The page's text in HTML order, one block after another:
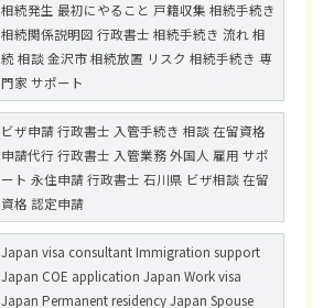
相続発生 最初にやること 戸籍収集 相続手続き
相続関係説明図 行政書士 相続手続き 流れ 相
続 相談 金沢市 相続放置 リスク 相続手続き 専
門家 サポート
ビザ申請 行政書士 入管手続き 相談 在留資格
申請代行 行政書士 入管業務 外国人 雇用 サポ
ート 永住申請 行政書士 石川県 ビザ相談 在留
資格 認定申請
Japan visa consultant Immigration support
Japan COE application Japan Work visa
Japan Permanent residency Japan Spouse